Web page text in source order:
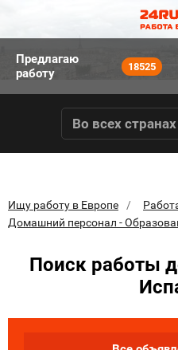
Предлагаю
работу
18525
Во всех странах
Ищу работу в Европе
Домашний персонал -
Поиск работы